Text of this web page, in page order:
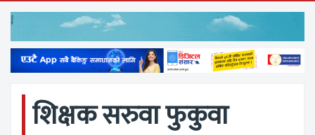
शिक्षक सरुवा फुकुवा